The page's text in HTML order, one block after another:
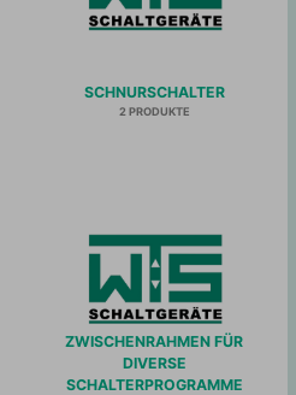
SCHNURSCHALTER
2 PRODUKTE
ZWISCHENRAHMEN FÜR
DIVERSE
SCHALTERPROGRAMME